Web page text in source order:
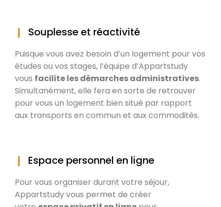
Souplesse et réactivité
Puisque vous avez besoin d’un logement pour vos
études ou vos stages, l’équipe d’Appartstudy
vous facilite les démarches administratives.
Simultanément, elle fera en sorte de retrouver
pour vous un logement bien situé par rapport
aux transports en commun et aux commodités.
Espace personnel en ligne
Pour vous organiser durant votre séjour,
Appartstudy vous permet de créer